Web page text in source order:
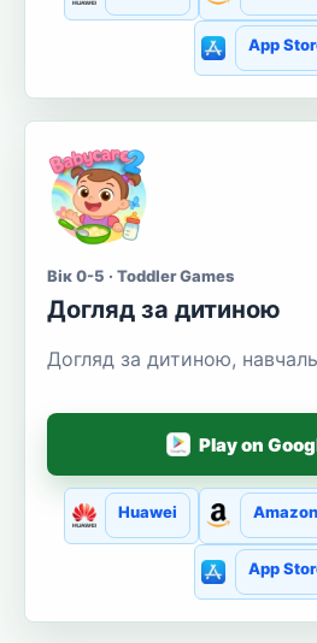
App
Вік 0-5 · Toddler Games
Догляд за дитиною
Догляд за дитиною,
Play on
Huawei Amazon
App